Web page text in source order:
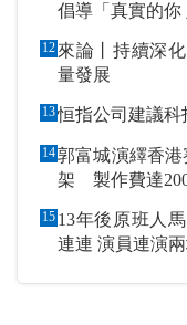
倡導「真實的你
12 來論丨持續深
量發展
13恒指公司建議科
14郭富城演繹香
架 製作費達
15 13年後原班人
連連 演員連演